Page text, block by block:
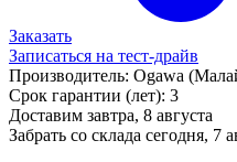
Заказать
Записаться на тест-драйв
Производитель: Ogawa
Срок гарантии (лет): 3
Доставим завтра, 8 августа
Забрать со склада сегодня, 7